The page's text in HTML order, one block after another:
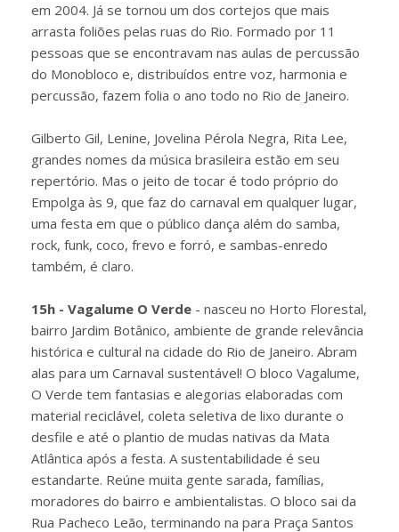
em 2004. Já se tornou um dos cortejos que mais
arrasta foliões pelas ruas do Rio. Formado por 11
pessoas que se encontravam nas aulas de percussão
do Monobloco e, distribuídos entre voz, harmonia e
percussão, fazem folia o ano todo no Rio de Janeiro.
Gilberto Gil, Lenine, Jovelina Pérola Negra, Rita Lee,
grandes nomes da música brasileira estão em seu
repertório. Mas o jeito de tocar é todo próprio do
Empolga às 9, que faz do carnaval em qualquer lugar,
uma festa em que o público dança além do samba,
rock, funk, coco, frevo e forró, e sambas-enredo
também, é claro.
15h - Vagalume O Verde - nasceu no Horto Florestal,
bairro Jardim Botânico, ambiente de grande relevância
histórica e cultural na cidade do Rio de Janeiro. Abram
alas para um Carnaval sustentável! O bloco Vagalume,
O Verde tem fantasias e alegorias elaboradas com
material reciclável, coleta seletiva de lixo durante o
desfile e até o plantio de mudas nativas da Mata
Atlântica após a festa. A sustentabilidade é seu
estandarte. Reúne muita gente sarada, famílias,
moradores do bairro e ambientalistas. O bloco sai da
Rua Pacheco Leão, terminando na para Praça Santos